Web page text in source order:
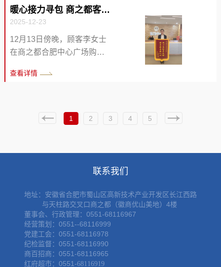
磅加码——必胜客旗下全新
汉堡品牌VBURGER必胜汉
动现场，卫岗小学的孩子们
化身“小小摊主”，主动向顾客
介绍手作作品的意义，用稚
嫩的吆喝和真诚的服务传递
咨询、积极购买。 此次爱心
加收入的公益平台，...
主题，以“电竞+商业+文化”的
创新融合模式，打造出一场
极具人气的区域文体消费盛
宴。 赛事筹备期，主办方精
书+抖音+本地社群+高校定向
24支本土电竞战队报名参
赛。赛事全程严格执行规范
历经海选、复赛、总决赛三
轮激烈角逐，于12月28日正
式决出冠军“芙蓉技校队”、亚
军“Re队”、季军“初学者队”。
为进一步提升现场...
暖心接力寻包 商之都客服服务有温度
2025-12-23
12月13日傍晚，顾客李女士
在商之都合肥中心广场购物
物品的名牌手提包。焦急万
玉萍加班加点积极提供帮
度评价。 接到李女士求助
后，胡玉萍耐心安抚，并陪
监控画面显示手提包已被其
他顾客收取。胡玉萍立即协
助李女士报警，并积极提供
掌握的相关信息。而监控画
面仅能捕捉到收取者的背
影，这给后续寻找工作带来
查看详情
1 2 3 4 5
联系我们
地址： 安徽省合肥市蜀山区高新技术产业开发区长江西路
与天柱路交叉口商之都（徽商优山美地）4楼
董事会、行政管理：0551-68116967
经营策划：0551--68116999
党建工会：0551-68116978
纪检监督：0551-68116990
商百招商：0551-68116965
红府超市：0551-68116919